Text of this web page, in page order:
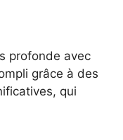
profonde avec
grâce à des
qui